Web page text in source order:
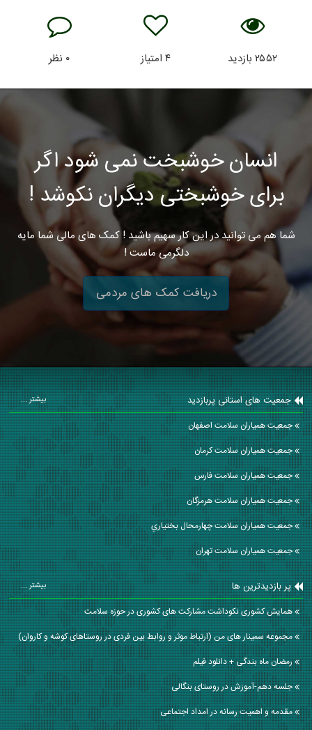
۲۵۵۲بازدید ۴امتیاز ۰ نظر
انسان خوشبخت نمی شود اگر
برای خوشبختی دیگران نکوشد !
شما هم می توانید در این کار سهیم باشید ! کمک های مالی شما مایه
دلگرمی ماست !
دریافت کمک های مردمی
جمعیت های استانی پربازدید بیشتر ...
جمعیت همیاران سلامت اصفهان
جمعیت همیاران سلامت كرمان
جمعیت همیاران سلامت فارس
جمعیت همیاران سلامت هرمزگان
جمعیت همیاران سلامت چهارمحال بختياري
جمعیت همیاران سلامت تهران
پر بازدیدترین ها بیشتر ...
همایش کشوری نکوداشت مشارکت های کشوری در حوزه سلامت
مجموعه سمینار های من (ارتباط موثر و روابط بین فردی در روستاهای کوشه و کاروان)
رمضان ماه بندگی + دانلود فیلم
جلسه دهم-آموزش در روستای بنگالی
مقدمه و اهمیت رسانه در امداد اجتماعی